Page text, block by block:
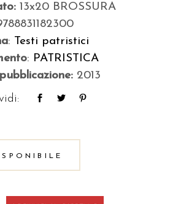
13x20 BROSSURA
: Testi patristici
: PATRISTICA
2013